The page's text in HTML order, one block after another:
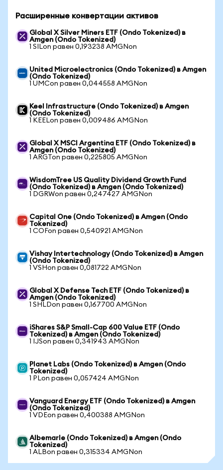
Расширенные конвертации активов
Global X Silver Miners ETF (Ondo Tokenized) в
Amgen (Ondo Tokenized)
1 SILon равен 0,193238 AMGNon
United Microelectronics (Ondo Tokenized) в Amgen
(Ondo Tokenized)
1 UMCon равен 0,044558 AMGNon
Keel Infrastructure (Ondo Tokenized) в Amgen
(Ondo Tokenized)
1 KEELon равен 0,009486 AMGNon
Global X MSCI Argentina ETF (Ondo Tokenized) в
Amgen (Ondo Tokenized)
1 ARGTon равен 0,225805 AMGNon
WisdomTree US Quality Dividend Growth Fund
(Ondo Tokenized) в Amgen (Ondo Tokenized)
1 DGRWon равен 0,247427 AMGNon
Capital One (Ondo Tokenized) в Amgen (Ondo
Tokenized)
1 COFon равен 0,540921 AMGNon
Vishay Intertechnology (Ondo Tokenized) в Amgen
(Ondo Tokenized)
1 VSHon равен 0,081722 AMGNon
Global X Defense Tech ETF (Ondo Tokenized) в
Amgen (Ondo Tokenized)
1 SHLDon равен 0,167700 AMGNon
iShares S&P Small-Cap 600 Value ETF (Ondo
Tokenized) в Amgen (Ondo Tokenized)
1 IJSon равен 0,341943 AMGNon
Planet Labs (Ondo Tokenized) в Amgen (Ondo
Tokenized)
1 PLon равен 0,057424 AMGNon
Vanguard Energy ETF (Ondo Tokenized) в Amgen
(Ondo Tokenized)
1 VDEon равен 0,400388 AMGNon
Albemarle (Ondo Tokenized) в Amgen (Ondo
Tokenized)
1 ALBon равен 0,315334 AMGNon